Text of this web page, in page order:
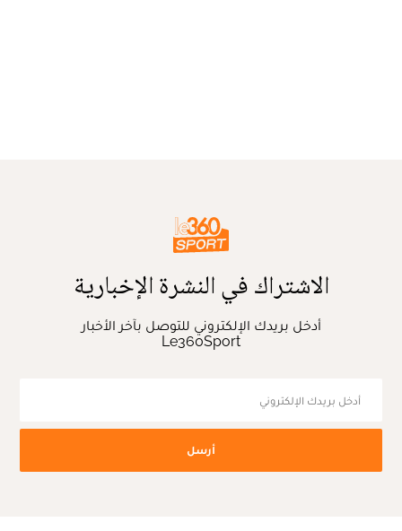
الاشتراك في النشرة الإخبارية
أدخل بريدك الإلكتروني للتوصل بآخر الأخبار
Le360Sport
أرسل